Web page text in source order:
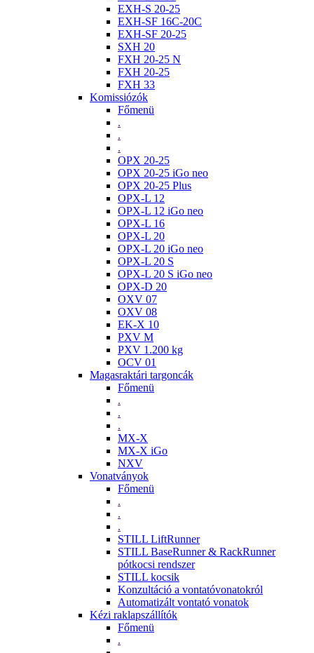
EXH-S 20-25
EXH-SF 16C-20C
EXH-SF 20-25
SXH 20
FXH 20-25 N
FXH 20-25
FXH 33
Komissiózók
Főmenü
.
.
.
OPX 20-25
OPX 20-25 iGo neo
OPX 20-25 Plus
OPX-L 12
OPX-L 12 iGo neo
OPX-L 16
OPX-L 20
OPX-L 20 iGo neo
OPX-L 20 S
OPX-L 20 S iGo neo
OPX-D 20
OXV 07
OXV 08
EK-X 10
PXV M
PXV 1.200 kg
OCV 01
Magasraktári targoncák
Főmenü
.
.
.
MX-X
MX-X iGo
NXV
Vonatványok
Főmenü
.
.
.
STILL LiftRunner
STILL BaseRunner & RackRunner
pótkocsi rendszer
STILL kocsik
Konzultáció a vontatóvonatokról
Automatizált vontató vonatok
Kézi raklapszállítók
Főmenü
.